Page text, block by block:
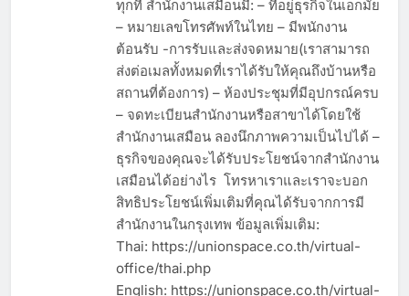
ทุกที่ สำนักงานเสมือนมี: – ที่อยู่ธุรกิจในเอกมัย
– หมายเลขโทรศัพท์ในไทย – มีพนักงาน
ต้อนรับ -การรับและส่งจดหมาย(เราสามารถ
ส่งต่อเมลทั้งหมดที่เราได้รับให้คุณถึงบ้านหรือ
สถานที่ต้องการ) – ห้องประชุมที่มีอุปกรณ์ครบ
– จดทะเบียนสำนักงานหรือสาขาได้โดยใช้
สำนักงานเสมือน ลองนึกภาพความเป็นไปได้ –
ธุรกิจของคุณจะได้รับประโยชน์จากสำนักงาน
เสมือนได้อย่างไร โทรหาเราและเราจะบอก
สิทธิประโยชน์เพิ่มเติมที่คุณได้รับจากการมี
สำนักงานในกรุงเทพ ข้อมูลเพิ่มเติม:
Thai: https://unionspace.co.th/virtual-
office/thai.php